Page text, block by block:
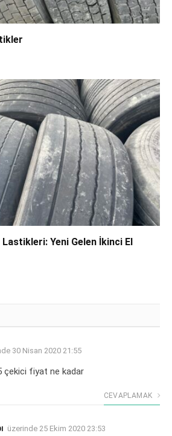
Yeni Gelen İkinci El
30 Nisan 2020 21:55
çekici fiyat ne kadar
CEVAPLAMAK
üzerinde 25 Ekim 2020 23:53